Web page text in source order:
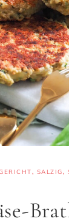
, SALZIG,